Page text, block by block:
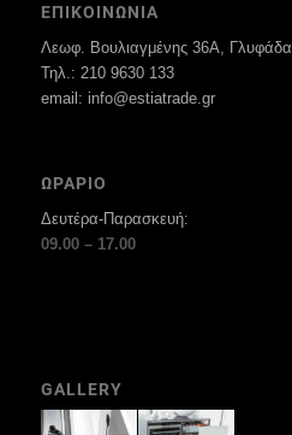
ΕΠΙΚΟΙΝΩΝΙΑ
Λεωφ. Βουλιαγμένης 36Α, Γλυφάδα
Τηλ.: 210 9630 133
email: info@estiatrade.gr
ΩΡΑΡΙΟ
Δευτέρα-Παρασκευή:
09.00 – 17.00
GALLERY